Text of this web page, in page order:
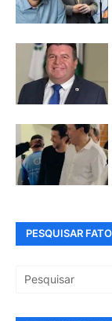
PESQUISAR